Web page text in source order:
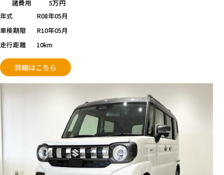
諸費用
5万円
年式
R08年05月
車検期限
R10年05月
走行距離
10km
詳細はこちら